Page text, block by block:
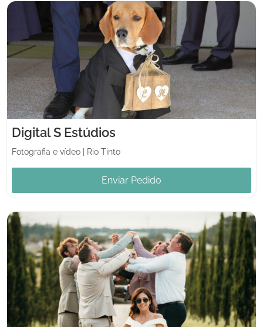
Digital S Estúdios
Fotografia e vídeo Rio Tinto
Enviar Pedido